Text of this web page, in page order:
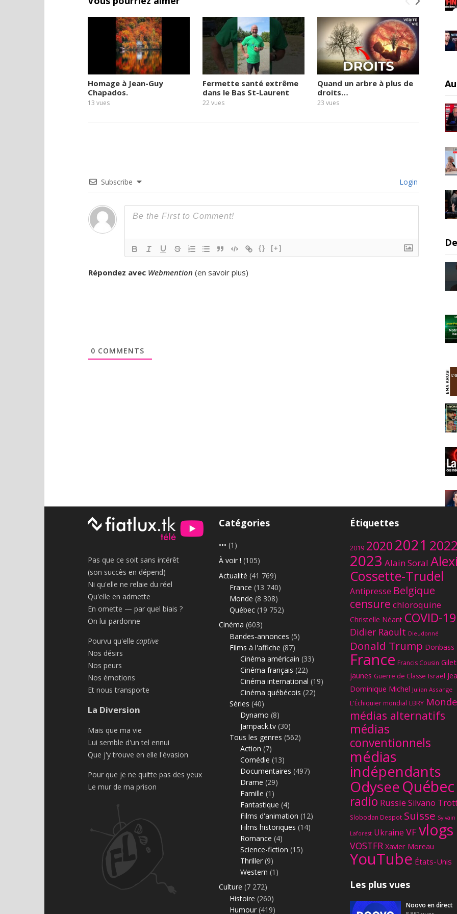
Homage à Jean-Guy
Chapados.
13 vues
Fermette santé extrême
dans le Bas St-Laurent
22vues
Quand un arbre à plus de
droits…
23 vues
Le
vues
Subscribe Login
{} [+]
Répondez avec Webmention (en savoir plus)
0 COMMENTS
Pas que ce soit sans intérêt
(son succès en dépend)
Ni qu'elle ne relaie du réel
Qu'elle en admette
En omette — par quel biais ?
On lui pardonne
Pourvu qu'elle captive
Nos désirs
Nos peurs
Nos émotions
Et nous transporte
La Diversion
Mais que ma vie
Lui semble d'un tel ennui
Que j'y trouve en elle l'évasion
Pour que je ne quitte pas des yeux
Le mur de ma prison
Catégories
••• (1)
À voir ! (105)
Actualité (41 769)
France (13 740)
Monde (8 308)
Québec (19 752)
Cinéma (603)
Bandes-annonces (5)
Films à l'affiche (87)
Cinéma américain (33)
Cinéma français (22)
Cinéma international (19)
Cinéma québécois (22)
Séries (40)
Dynamo (8)
Jampack.tv (30)
Tous les genres (562)
Action (7)
Comédie (13)
Documentaires (497)
Drame (29)
Famille (1)
Fantastique (4)
Films d'animation (12)
Films historiques (14)
Romance (4)
Science-fiction (15)
Thriller (9)
Western (1)
Culture (7 272)
Histoire (260)
Humour (419)
Étiquettes
2019 20202021 2022
2023 Alain Soral
Cossette-Trudel
Antipresse Belgique
censure chloroquine
Christelle Néant COVID-19
Didier Raoult Dieudonné
Donald Trump Donbass
France Francis Cousin
jaunes Guerre de Classe Israël
Dominique Michel Julian Assange
L'Échiquier mondial LBRY Monde
médias alternatifs
médias
conventionnels
médias
indépendants
OdyseeQuébec
radio Russie Silvano
Slobodan Despot Suisse Sylvain
Laforest Ukraine VFvlogs
VOSTFR Xavier Moreau
YouTube États-Unis
Les plus vues
Noovo en direct